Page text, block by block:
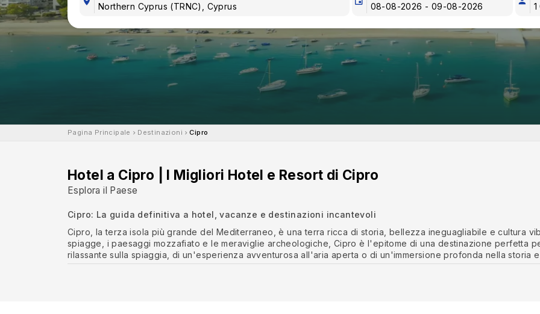
Pagina Principale Destinazioni Cipro
Hotel a Cipro | I Migliori Hotel e Resort di Cipro
Esplora il Paese
Cipro: La guida definitiva a hotel, vacanze e destinazioni incantevoli
Cipro, la terza isola più grande del Mediterraneo, è una terra ricca di storia, bellezza ineguagliabile e cultura
spiagge, i paesaggi mozzafiato e le meraviglie archeologiche, Cipro è l'epitome di una destinazione perfetta
rilassante sulla spiaggia, di un'esperienza avventurosa all'aria aperta o di un'immersione profonda nella storia
viaggiatore. In questa guida approfondita, esploreremo le regioni turistiche più popolari dell'isola, metteremo